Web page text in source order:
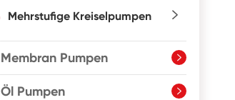
Mehrstufige Kreiselpumpen 
Membran Pumpen 
Öl Pumpen 